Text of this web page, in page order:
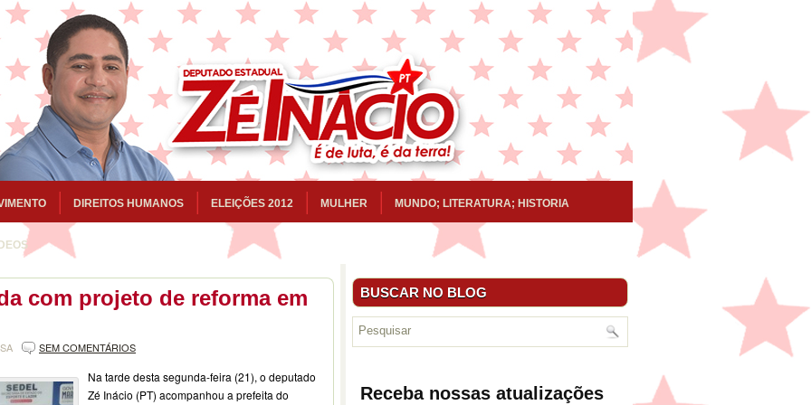
DIREITOS HUMANOS ELEIÇÕES 2012 MULHER MUNDO; LITERATURA; HISTORIA
com projeto de reforma em
SEM COMENTÁRIOS
Na tarde desta segunda-feira (21), o deputado
Zé Inácio (PT) acompanhou a prefeita do
BUSCAR NO BLOG
Receba nossas atualizações